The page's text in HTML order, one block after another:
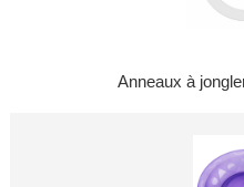
Anneaux à